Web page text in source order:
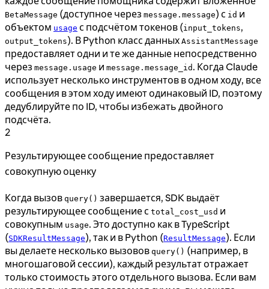
BetaMessage (доступное через message.message) с id и
объектом usage с подсчётом токенов (input_tokens,
output_tokens). В Python класс данных AssistantMessage
предоставляет одни и те же данные непосредственно
через message.usage и message.message_id . Когда Claude
использует несколько инструментов в одном ходу, все
сообщения в этом ходу имеют одинаковый ID, поэтому
дедублируйте по ID, чтобы избежать двойного
подсчёта.
2
Результирующее сообщение предоставляет
совокупную оценку
Когда вызов query() завершается, SDK выдаёт
результирующее сообщение с total_cost_usd и
совокупным usage. Это доступно как в TypeScript
(SDKResultMessage), так и в Python (ResultMessage). Если
вы делаете несколько вызовов query() (например, в
многошаговой сессии), каждый результат отражает
только стоимость этого отдельного вызова. Если вам